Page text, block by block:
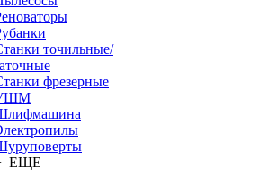
точильные/
фрезерные
ЕЩЕ